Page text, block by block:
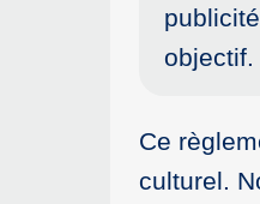
objectif.
Ce
culturel.